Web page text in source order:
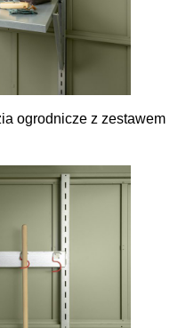
ogrodnicze z zestawem